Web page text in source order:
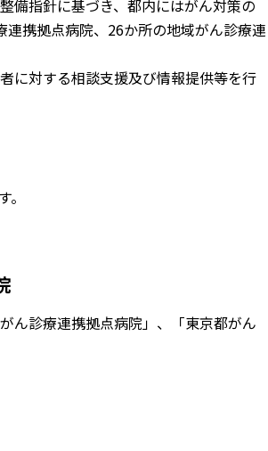
備指針に基づき、都内にはがん対策の
携拠点病院、26か所の地域がん診療連
に対する相談支援及び情報提供等を行
ん診療連携拠点病院」、「東京都がん